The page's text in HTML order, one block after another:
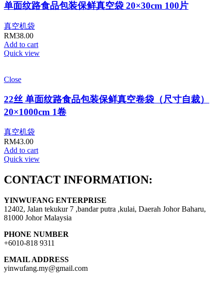
单面纹路食品包装保鲜真空袋 20×30cm 100片
真空机袋
RM38.00
Add to cart
Quick view
Close
22丝 单面纹路食品包装保鲜真空卷袋（尺寸自裁）
20×1000cm 1卷
真空机袋
RM43.00
Add to cart
Quick view
CONTACT INFORMATION:
YINWUFANG ENTERPRISE
12402, Jalan tekukur 7 ,bandar putra ,kulai, Daerah Johor Baharu,
81000 Johor Malaysia
PHONE NUMBER
+6010-818 9311
EMAIL ADDRESS
yinwufang.my@gmail.com